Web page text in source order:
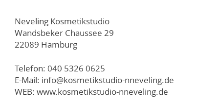
Neveling Kosmetikstudio
Wandsbeker Chaussee 29
22089 Hamburg
Telefon: 040 5326 0625
E-Mail: info@kosmetikstudio-nneveling.de
WEB: www.kosmetikstudio-nneveling.de